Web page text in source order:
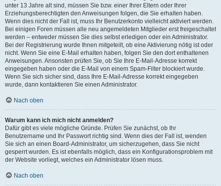
unter 13 Jahre alt sind, müssen Sie bzw. einer Ihrer Eltern oder Ihrer
Erziehungsberechtigten den Anweisungen folgen, die Sie erhalten haben.
Wenn dies nicht der Fall ist, muss Ihr Benutzerkonto vielleicht aktiviert werden.
Bei einigen Foren müssen alle neu angemeldeten Mitglieder erst freigeschaltet
werden – entweder müssen Sie dies selbst erledigen oder ein Administrator.
Bei der Registrierung wurde Ihnen mitgeteilt, ob eine Aktivierung nötig ist oder
nicht. Wenn Sie eine E-Mail erhalten haben, folgen Sie den dort enthaltenen
Anweisungen. Ansonsten prüfen Sie, ob Sie Ihre E-Mail-Adresse korrekt
eingegeben haben oder die E-Mail von einem Spam-Filter blockiert wurde.
Wenn Sie sich sicher sind, dass Ihre E-Mail-Adresse korrekt eingegeben
wurde, dann kontaktieren Sie einen Administrator.
Nach oben
Warum kann ich mich nicht anmelden?
Dafür gibt es viele mögliche Gründe. Prüfen Sie zunächst, ob Ihr
Benutzername und Ihr Passwort richtig sind. Wenn dies der Fall ist, wenden
Sie sich an einen Board-Administrator, um sicherzugehen, dass Sie nicht
gesperrt wurden. Es ist ebenfalls möglich, dass ein Konfigurationsproblem mit
der Website vorliegt, welches ein Administrator lösen muss.
Nach oben